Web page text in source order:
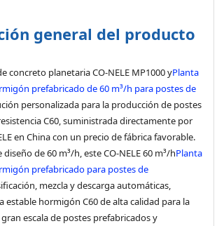
general del producto
concreto planetaria CO-NELE MP1000 yPlanta
prefabricado de 60 m³/h para postes de
personalizada para la producción de postes
C60, suministrada directamente por
en China con un precio de fábrica favorable.
de 60 m³/h, este CO-NELE 60 m³/hPlanta
prefabricado para postes de
mezcla y descarga automáticas,
estable hormigón C60 de alta calidad para la
escala de postes prefabricados y